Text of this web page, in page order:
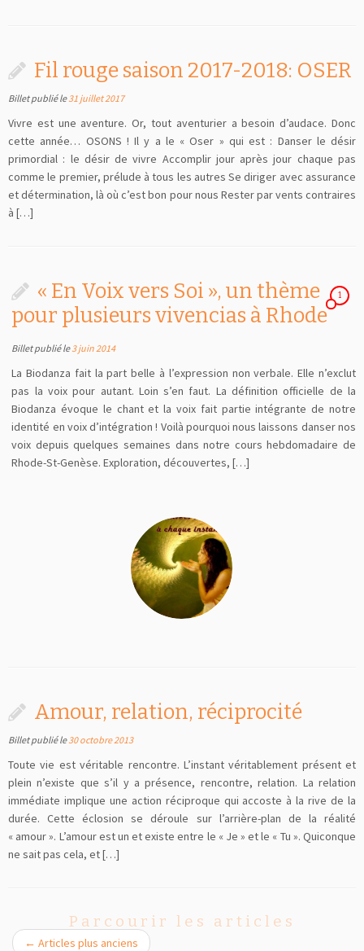
Fil rouge saison 2017-2018: OSER
Billet publié le31 juillet 2017
Vivre est une aventure. Or, tout aventurier a besoin d’audace. Donc
cette année… OSONS ! Il y a le « Oser » qui est : Danser le désir
primordial : le désir de vivre Accomplir jour après jour chaque pas
comme le premier, prélude à tous les autres Se diriger avec assurance
et détermination, là où c’est bon pour nous Rester par vents contraires
à […]
« En Voix vers Soi », un thème
pour plusieurs vivencias à Rhode
1
Billet publié le3 juin 2014
La Biodanza fait la part belle à l’expression non verbale. Elle n’exclut
pas la voix pour autant. Loin s’en faut. La définition officielle de la
Biodanza évoque le chant et la voix fait partie intégrante de notre
identité en voix d’intégration ! Voilà pourquoi nous laissons danser nos
voix depuis quelques semaines dans notre cours hebdomadaire de
Rhode-St-Genèse. Exploration, découvertes, […]
Amour, relation, réciprocité
Billet publié le30 octobre 2013
Toute vie est véritable rencontre. L’instant véritablement présent et
plein n’existe que s’il y a présence, rencontre, relation. La relation
immédiate implique une action réciproque qui accoste à la rive de la
durée. Cette éclosion se déroule sur l’arrière-plan de la réalité
« amour ». L’amour est un et existe entre le « Je » et le « Tu ». Quiconque
ne sait pas cela, et […]
Parcourir les articles
← Articles plus anciens